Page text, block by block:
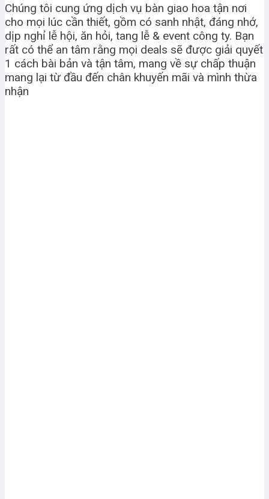
Chúng tôi cung ứng dịch vụ bàn giao hoa tận nơi
cho mọi lúc cần thiết, gồm có sanh nhật, đáng nhớ,
dịp nghỉ lễ hội, ăn hỏi, tang lễ & event công ty. Bạn
rất có thể an tâm rằng mọi deals sẽ được giải quyết
1 cách bài bản và tận tâm, mang về sự chấp thuận
mang lại từ đầu đến chân khuyến mãi và mình thừa
nhận